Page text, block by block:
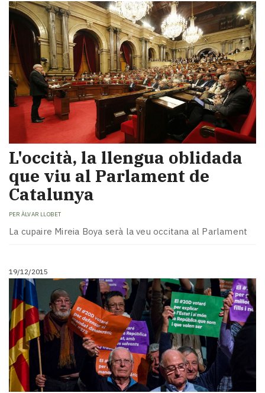
L'occità, la llengua oblidada
que viu al Parlament de
Catalunya
PER ÀLVAR LLOBET
La cupaire Mireia Boya serà la veu occitana al Parlament
19/12/2015